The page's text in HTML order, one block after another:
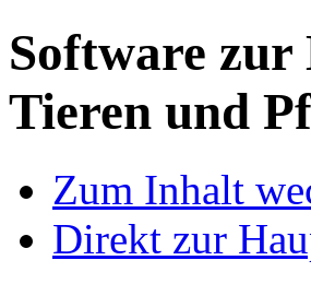
Software zur
Tieren und
Zum Inhalt
Direkt zur